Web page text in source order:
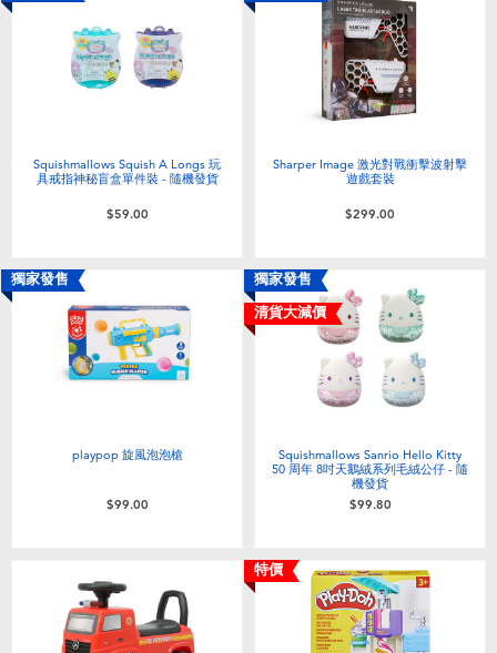
Squishmallows Squish A Longs 玩
具戒指神秘盲盒單件裝 - 隨機發貨
$59.00
Sharper Image 激光對戰衝擊波射擊
遊戲套裝
$299.00
獨家發售
playpop 旋風泡泡槍
$99.00
獨家發售
清貨大減價
Squishmallows Sanrio Hello Kitty
50 周年 8吋天鵝絨系列毛絨公仔 - 隨
機發貨
$99.80
特價